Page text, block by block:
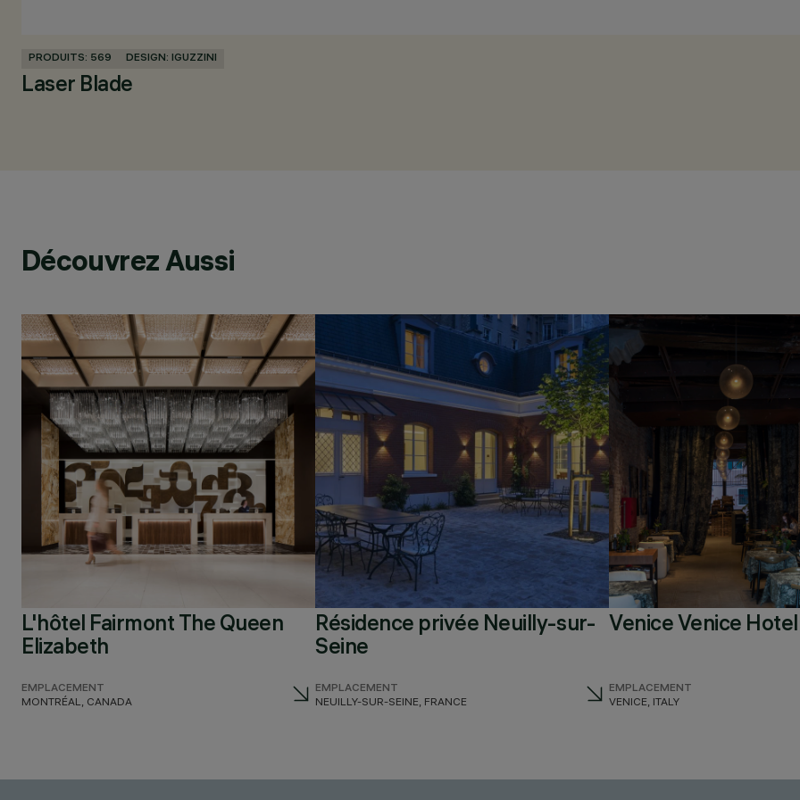
PRODUITS: 569 DESIGN: IGUZZINI
Laser Blade
Découvrez Aussi
L'hôtel Fairmont The Queen
Elizabeth
EMPLACEMENT
MONTRÉAL, CANADA
Résidence privée Neuilly-sur-
Seine
EMPLACEMENT
NEUILLY-SUR-SEINE, FRANCE
Venice Venice Hotel
EMPLACEMENT
VENICE, ITALY